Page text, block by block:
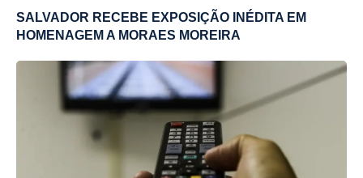
SALVADOR RECEBE EXPOSIÇÃO INÉDITA EM
HOMENAGEM A MORAES MOREIRA